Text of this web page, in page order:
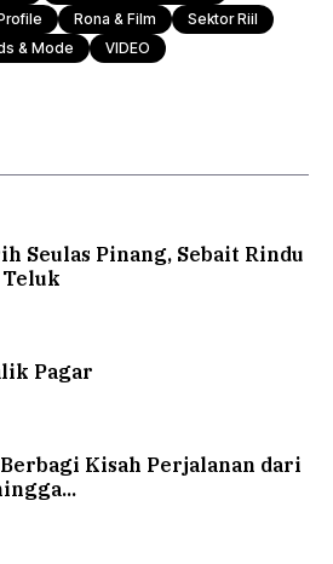
Rona & Film
Sektor Riil
& Mode
VIDEO
Seulas Pinang, Sebait Rindu
Pagar
Kisah Perjalanan dari